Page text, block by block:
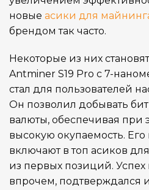
новые асики для
брендом так часто.
Некоторые из них
Antminer S19 Pro с 7-
стал для пользователей
Он позволил добывать
валюты, обеспечивая при
высокую окупаемость. Его
включают в топ асиков
из первых позиций. Успех
впрочем, подтверждался